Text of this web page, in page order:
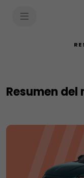
Resumen del